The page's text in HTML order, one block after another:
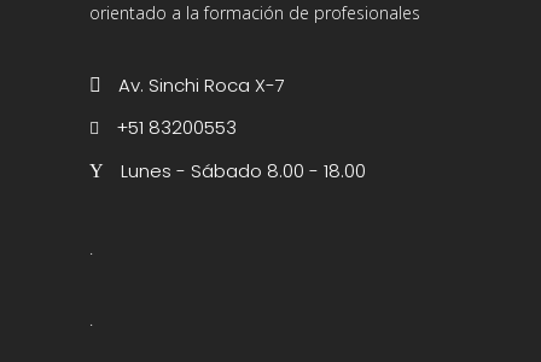
orientado a la formación de profesionales
Av. Sinchi Roca X-7
+51 83200553
Lunes - Sábado 8.00 - 18.00